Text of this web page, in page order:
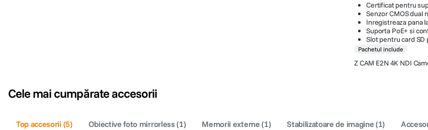
Certificat pentru
Senzor CMOS dual
Inregistreaza pana
Suporta PoE+ si
Slot pentru card
Pachetul include
Z CAM E2N 4K NDI
Cele mai cumpărate accesorii
Top accesorii (5) Obiective foto mirrorless(1) Memorii externe (1) Stabilizatoare de imagine (1)